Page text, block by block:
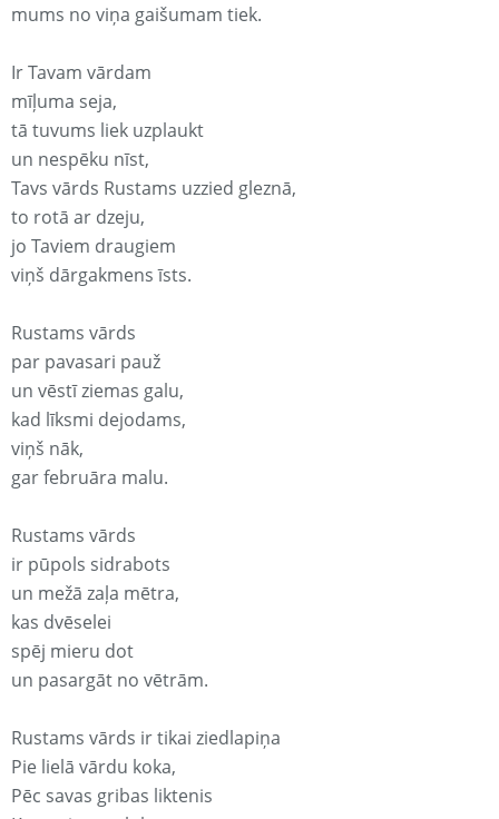
mums no viņa gaišumam tiek.
Ir Tavam vārdam
mīļuma seja,
tā tuvums liek uzplaukt
un nespēku nīst,
Tavs vārds Rustams uzzied gleznā,
to rotā ar dzeju,
jo Taviem draugiem
viņš dārgakmens īsts.
Rustams vārds
par pavasari pauž
un vēstī ziemas galu,
kad līksmi dejodams,
viņš nāk,
gar februāra malu.
Rustams vārds
ir pūpols sidrabots
un mežā zaļa mētra,
kas dvēselei
spēj mieru dot
un pasargāt no vētrām.
Rustams vārds ir tikai ziedlapiņa
Pie lielā vārdu koka,
Pēc savas gribas liktenis